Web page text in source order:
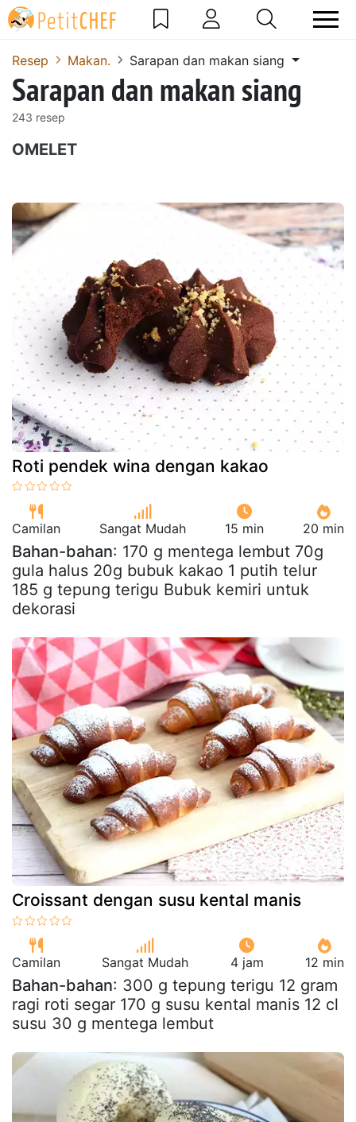
Resep Makan. Sarapan dan makan siang
Sarapan dan makan siang
243 resep
OMELET
Roti pendek wina dengan kakao
Camilan Sangat Mudah 15 min 20 min
Bahan-bahan: 170 g mentega lembut 70g
gula halus 20g bubuk kakao 1 putih telur
185 g tepung terigu Bubuk kemiri untuk
dekorasi
Croissant dengan susu kental manis
Camilan Sangat Mudah 4 jam 12 min
Bahan-bahan: 300 g tepung terigu 12 gram
ragi roti segar 170 g susu kental manis 12 cl
susu 30 g mentega lembut